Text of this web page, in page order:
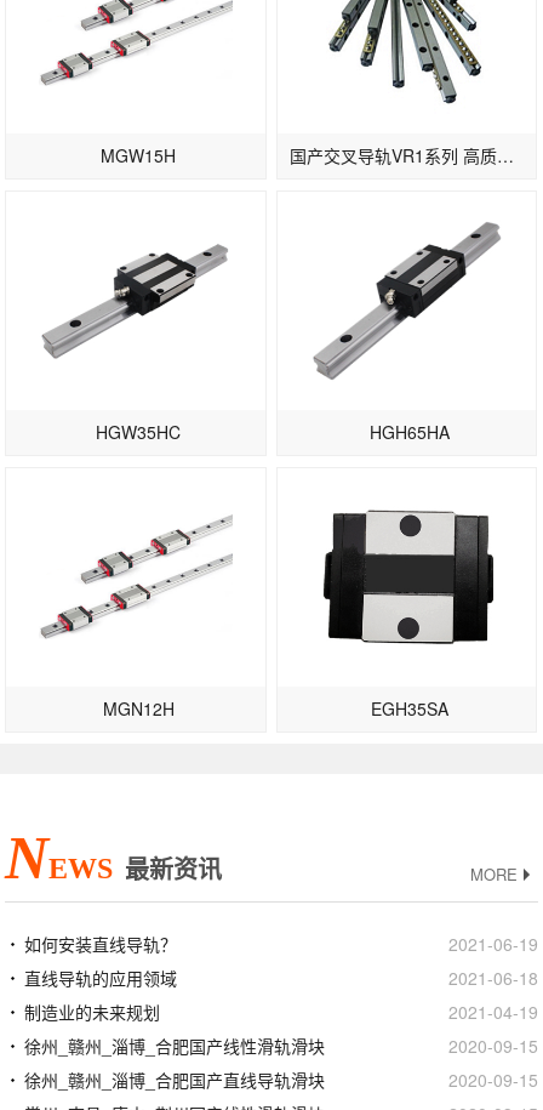
MGW15H 国产交叉导轨VR1系列 高质量滚柱导轨
HGW35HC HGH65HA
MGN12H EGH35SA
NEWS 最新资讯 MORE
如何安装直线导轨？
2021-06-19
直线导轨的应用领域
2021-06-18
制造业的未来规划
2021-04-19
徐州_赣州_淄博_合肥国产线性滑轨滑块
2020-09-15
徐州_赣州_淄博_合肥国产直线导轨滑块
2020-09-15